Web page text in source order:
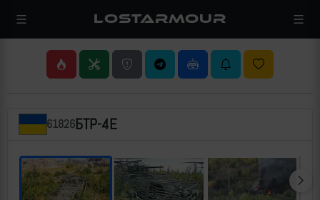
LOSTARMOUR
61826БТР-4Е